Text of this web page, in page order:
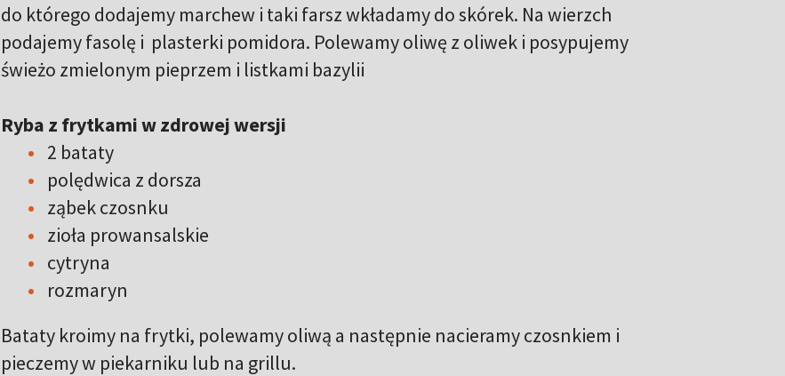
do którego dodajemy marchew i taki farsz wkładamy do skórek. Na wierzch
podajemy fasolę i plasterki pomidora. Polewamy oliwę z oliwek i posypujemy
świeżo zmielonym pieprzem i listkami bazylii
Ryba z frytkami w zdrowej wersji
2 bataty
polędwica z dorsza
ząbek czosnku
zioła prowansalskie
cytryna
rozmaryn
Bataty kroimy na frytki, polewamy oliwą a następnie nacieramy czosnkiem i
pieczemy w piekarniku lub na grillu.